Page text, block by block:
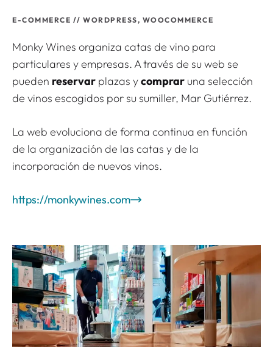
E-COMMERCE // WORDPRESS, WOOCOMMERCE
Monky Wines organiza catas de vino para
particulares y empresas. A través de su web se
pueden reservar plazas ycomprar una selección
de vinos escogidos por su sumiller, Mar Gutiérrez.
La web evoluciona de forma continua en función
de la organización de las catas y de la
incorporación de nuevos vinos.
https://monkywines.com